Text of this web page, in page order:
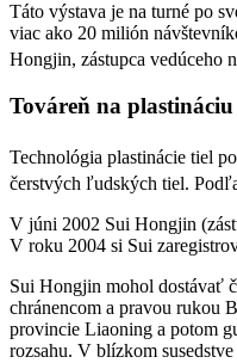
Táto výstava je na turné po
viac ako 20 milión
Hongjin, zástupca vedúceho
Továreň na
Technológia plastinácie tiel
čerstvých ľudských tiel.
V júni 2002 Sui Hongjin
V roku 2004 si Sui
Sui Hongjin mohol dostávať
chránencom a pravou rukou
provincie Liaoning a potom
rozsahu. V blízkom